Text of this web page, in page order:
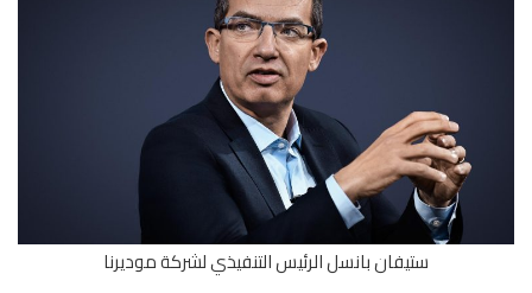
ستيفان بانسل الرئيس التنفيذي لشركة موديرنا